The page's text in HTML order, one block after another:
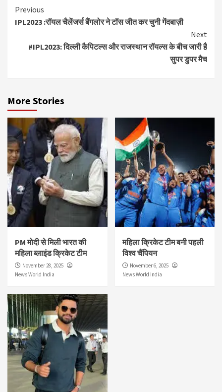
Continue
Reading
Previous
IPL2023 :रॉयल चैलेंजर्स बैंगलोर ने टॉस जीत कर चुनी गेंदबाज़ी
Next
#IPL2023: दिल्ली कैपिटल्स और राजस्थान रॉयल्स के बीच जारी है
सुपर डुपर मैच
More Stories
PM मोदी से मिली भारत की
महिला ब्लाइंड क्रिकेट टीम
November 28, 2025
News World India
महिला क्रिकेट टीम बनी पहली
विश्व चैंपियन
November 6, 2025
News World India